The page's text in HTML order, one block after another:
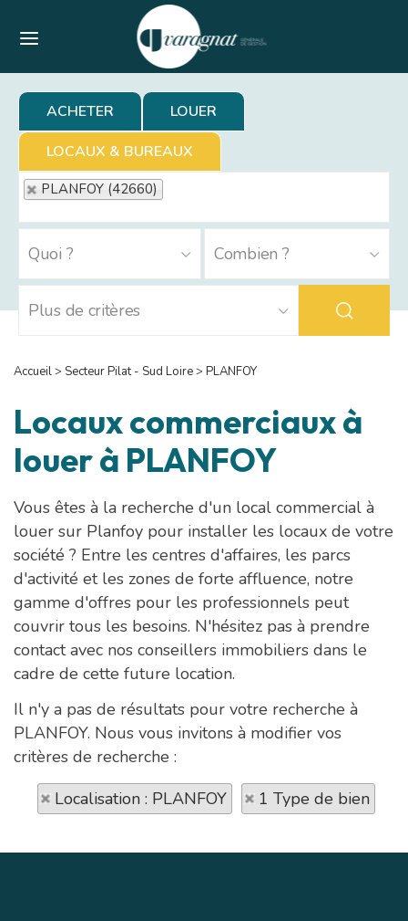
ACHETER
LOUER
LOCAUX & BUREAUX
PLANFOY (42660)
Accueil> Secteur Pilat - Sud Loire> PLANFOY
Locaux commerciaux à
louer à PLANFOY
Vous êtes à la recherche d'un local commercial à
louer sur Planfoy pour installer les locaux de votre
société ? Entre les centres d'affaires, les parcs
d'activité et les zones de forte affluence, notre
gamme d'offres pour les professionnels peut
couvrir tous les besoins. N'hésitez pas à prendre
contact avec nos conseillers immobiliers dans le
cadre de cette future location.
Il n'y a pas de résultats pour votre recherche à
PLANFOY. Nous vous invitons à modifier vos
critères de recherche :
Localisation : PLANFOY
1 Type de bien